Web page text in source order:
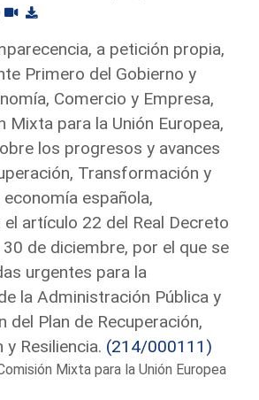
a petición propia,
Primero del Gobierno y
Comercio y Empresa,
Mixta para la Unión Europea,
los progresos y avances
Transformación y
economía española,
artículo 22 del Real Decreto
de diciembre, por el que se
urgentes para la
la Administración Pública y
del Plan de Recuperación,
Resiliencia. (214/000111)
Mixta para la Unión Europea